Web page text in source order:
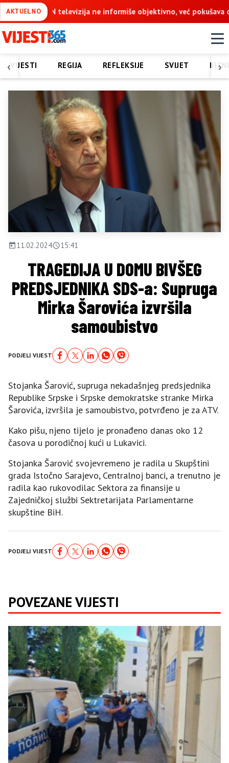
AKTUELNOveć pokušava da ospori vodovod na Vučijaku
‹ ›
VIJESTI REGIJA REFLEKSIJE SVIJET
11.02.2024 15:41
TRAGEDIJA U DOMU BIVŠEG
PREDSJEDNIKA SDS-a: Supruga
Mirka Šarovića izvršila
samoubistvo
PODJELI VIJEST
Stojanka Šarović, supruga nekadašnjeg predsjednika
Republike Srpske i Srpske demokratske stranke Mirka
Šarovića, izvršila je samoubistvo, potvrđeno je za ATV.
Kako pišu, njeno tijelo je pronađeno danas oko 12
časova u porodičnoj kući u Lukavici.
Stojanka Šarović svojevremeno je radila u Skupštini
grada Istočno Sarajevo, Centralnoj banci, a trenutno je
radila kao rukovodilac Sektora za finansije u
Zajedničkoj službi Sektretarijata Parlamentarne
skupštine BiH.
PODJELI VIJEST
POVEZANE VIJESTI